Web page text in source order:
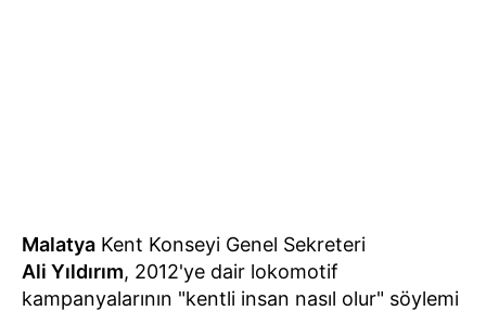
Malatya Kent Konseyi Genel Sekreteri
Ali Yıldırım, 2012'ye dair lokomotif
kampanyalarının "kentli insan nasıl olur" söylemi